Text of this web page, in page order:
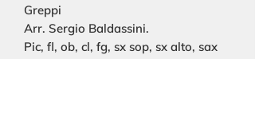
Greppi
Arr. Sergio Baldassini.
Pic, fl, ob, cl, fg, sx sop, sx alto, sax